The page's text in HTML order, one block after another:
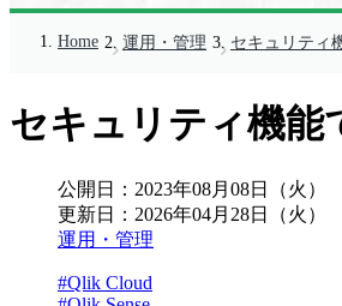
Home 運用・管理 セキュリティ
セキュリティ機能
公開日： 2023年08月08日（火）
更新日： 2026年04月28日（火）
運用・管理
#Qlik Cloud